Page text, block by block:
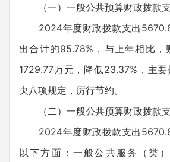
（一）一般公共预算财政拨款
2024年度财政拨款支出
出合计的95.78%，与上年相比，
1729.77万元，降低23.37%，主
央八项规定，厉行节约。
（二）一般公共预算财政拨款
2024年度财政拨款支出
以下方面：一般公共服务（类